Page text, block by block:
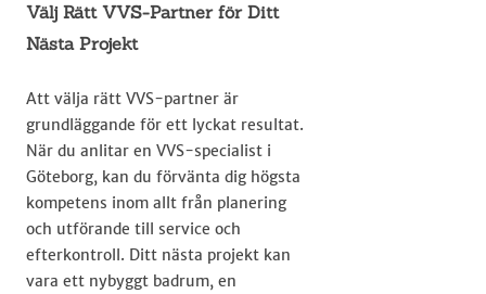
Välj Rätt VVS-Partner för Ditt
Nästa Projekt
Att välja rätt VVS-partner är
grundläggande för ett lyckat resultat.
När du anlitar en VVS-specialist i
Göteborg, kan du förvänta dig högsta
kompetens inom allt från planering
och utförande till service och
efterkontroll. Ditt nästa projekt kan
vara ett nybyggt badrum, en